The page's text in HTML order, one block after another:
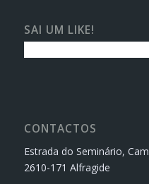
SAI UM LIKE!
CONTACTOS
Estrada do Seminário,
2610-171 Alfragide